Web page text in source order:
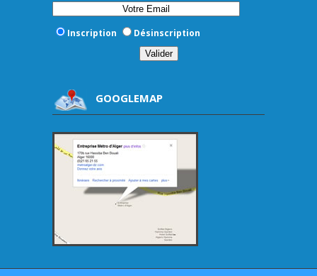
Inscription Désinscription
GOOGLEMAP